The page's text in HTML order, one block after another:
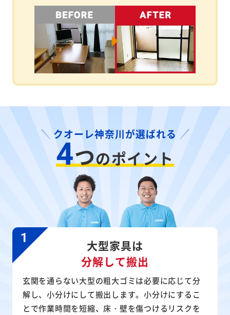
クオーレ神奈川が選ばれる
4つのポイント
大型家具は
分解して搬出
玄関を通らない大型の粗大ゴミは必要に応じて分
解し、小分けにして搬出します。小分けにするこ
とで作業時間を短縮、床・壁を傷つけるリスクを